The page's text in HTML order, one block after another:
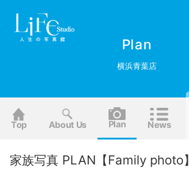
Plan
横浜青葉店
Top About Us Plan News
家族写真 PLAN【Family photo】